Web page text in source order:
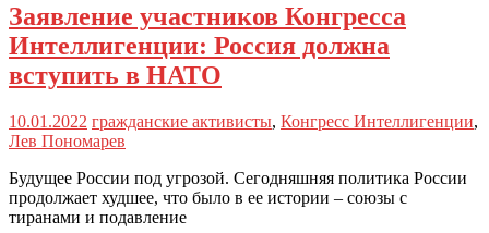
Заявление участников Конгресса
Интеллигенции: Россия должна
вступить в НАТО
10.01.2022 гражданские активисты, Конгресс Интеллигенции,
Лев Пономарев
Будущее России под угрозой. Сегодняшняя политика России
продолжает худшее, что было в ее истории – союзы с
тиранами и подавление